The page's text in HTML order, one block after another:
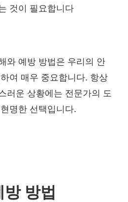
것이 필요합니다
와 예방 방법은 우리의 안
여 매우 중요합니다. 항상
러운 상황에는 전문가의 도
명한 선택입니다.
방법